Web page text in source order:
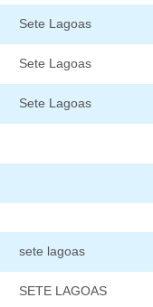
Sete Lagoas
Sete Lagoas
Sete Lagoas
sete lagoas
SETE LAGOAS